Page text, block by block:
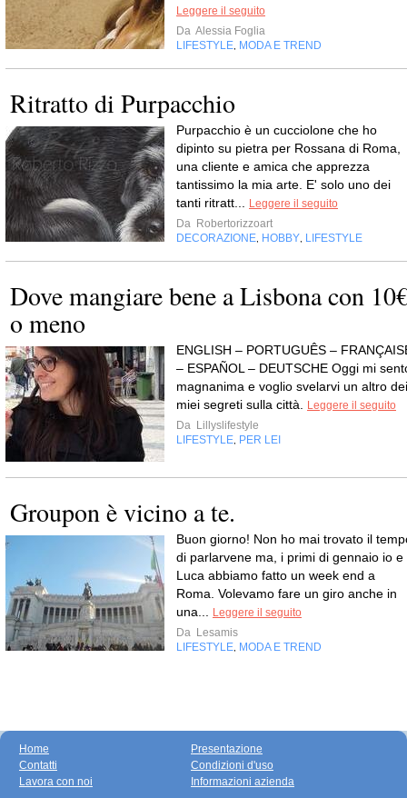
Leggere il seguito
Da Alessia Foglia
LIFESTYLE MODA E TREND
Ritratto di Purpacchio
Purpacchio è un cucciolone che ho
dipinto su pietra per Rossana di Roma,
una cliente e amica che apprezza
tantissimo la mia arte. E' solo uno dei
tanti ritratt...
Leggere il seguito
Da Robertorizzoart
DECORAZIONE HOBBY LIFESTYLE
Dove mangiare bene a Lisbona con
o meno
ENGLISH – PORTUGUÊS –
– ESPAÑOL – DEUTSCHE Oggi mi
magnanima e voglio svelarvi un altro dei
miei segreti sulla città.
Leggere il seguito
Da Lillyslifestyle
LIFESTYLE PER LEI
Groupon è vicino a te.
Buon giorno! Non ho mai trovato il
di parlarvene ma, i primi di gennaio io e
Luca abbiamo fatto un week end a
Roma. Volevamo fare un giro anche in
una...
Leggere il seguito
Da Lesamis
LIFESTYLE MODA E TREND
Home
Contatti
Lavora con noi
Presentazione
Condizioni d'uso
Informazioni azienda